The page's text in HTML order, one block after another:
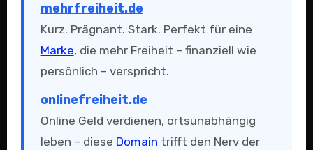
mehrfreiheit.de
Kurz. Prägnant. Stark. Perfekt für eine
Marke, die mehr Freiheit – finanziell wie
persönlich – verspricht.
onlinefreiheit.de
Online Geld verdienen, ortsunabhängig
leben – diese Domain trifft den Nerv der